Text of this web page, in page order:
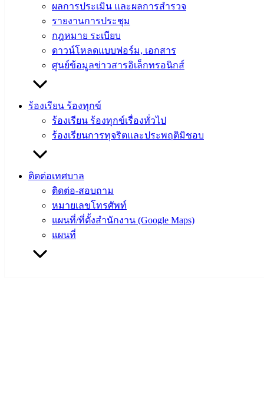
ผลการประเมิน และผลการสำรวจ
รายงานการประชุม
กฎหมาย ระเบียบ
ดาวน์โหลดแบบฟอร์ม, เอกสาร
ศูนย์ข้อมูลข่าวสารอิเล็กทรอนิกส์
ร้องเรียน ร้องทุกข์
ร้องเรียน ร้องทุกข์เรื่องทั่วไป
ร้องเรียนการทุจริตและประพฤติมิชอบ
ติดต่อเทศบาล
ติดต่อ-สอบถาม
หมายเลขโทรศัพท์
แผนที่/ที่ตั้งสำนักงาน (Google Maps)
แผนที่
ผู้บริหาร
และ
หัวหน้า
ส่วน
ราชการ
สภา
สงวนลิขสิทธิ์ © 2563 เทศบาลเมืองอ่างศิลา จังหวัดชลบุรี |
angsilacity.go.th | Powered byBuuscript
×